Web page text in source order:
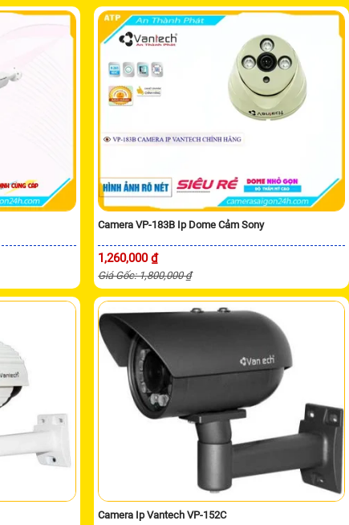
Camera VP-183B Ip Dome Cảm Sony
1,260,000 ₫
Giá Gốc: 1,800,000 ₫
Camera Ip Vantech VP-152C